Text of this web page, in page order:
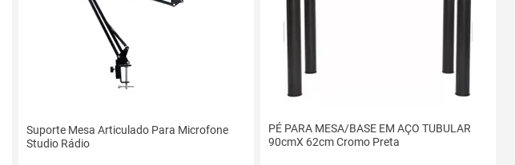
Suporte Mesa Articulado Para Microfone
Studio Rádio
PÉ PARA MESA/BASE EM AÇO TUBULAR
90cmX 62cm Cromo Preta